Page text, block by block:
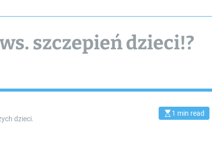
szczepień dzieci!?
E
1 min read
dzieci.